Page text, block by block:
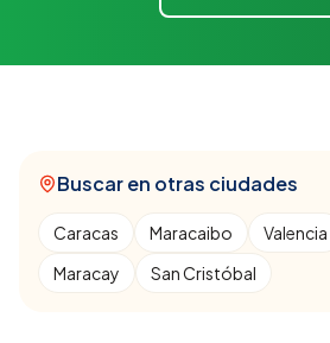
Buscar en otras ciudades
Caracas Maracaibo Valencia
Maracay
San Cristóbal